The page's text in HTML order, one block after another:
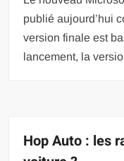
publié aujourd’hui
version finale est
lancement, la
Hop Auto : les